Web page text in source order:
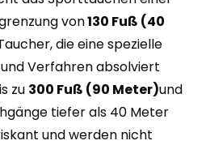
von130 Fuß (40
die eine spezielle
Verfahren absolviert
zu 300 Fuß (90 Meter)und
tiefer als 40 Meter
und werden nicht